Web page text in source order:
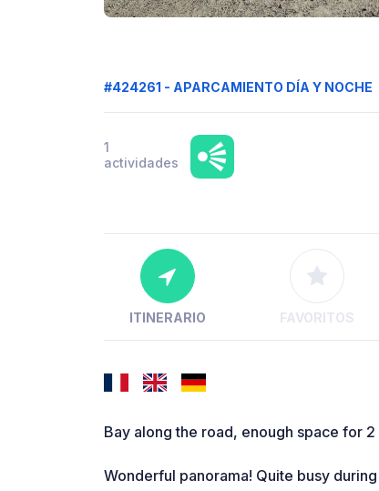
#424261 - APARCAMIENTO DÍA Y NOCHE
1
actividades
ITINERARIO FAVORITOS
Bay along the road, enough space for
Wonderful panorama! Quite busy